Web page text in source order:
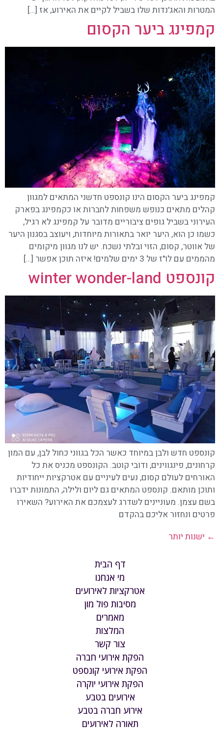
המטרות והאג'נדות שלו בשביל לקיים את האירוע, אז […]
קמפינג ביער הקסום
קמפינג ביער הקסום הינו קונספט חדשני המתאים למגוון
קהלים מתאים כנופש משפחות לחברות או כקמפינג בפארק
העירוני בשביל גופים ציבוריים מדובר על קמפינג לא רגיל,
כשמו כן הוא, היער יואר בתאורות מיוחדות, ויעוצב בסגנון היער
של אווטר, קסום, הזוי ובלתי נשכח. יש לנו מגוון מיקומים
מהממים עם לו"ז של 3 ימים שלמים! איזה תוכן אפשר […]
קונספט winter wonder-land
קונספט חדש ולבן במיוחד כאשר הכל בגווני כחול לבן, עם המון
קרחונים, פינגווינים, ודובי קוטב. הקונספט מכניס את כל
האורחים לעולם קסום, נעים לעיניים עם אטרקציות ייחודיות
ותוכן מותאם. קונספט המתאים גם ליום ולילה, התמונות ידברו
בשם עצמן. מעוניינים לשדרג לעצמכם את האירוע? השאירו
פרטים ונחזור אליכם בהקדם
← ישנות יותר
דף הבית
מי אנחנו
אטרקציות לאירועים
מסיבות פול מון
מאמרים
המלצות
צור קשר
הפקת אירועי חברה
הפקת אירועי קונספט
הפקת אירועי יוקרה
אירועים בטבע
אירוע חברה בטבע
תאורה לאירועים